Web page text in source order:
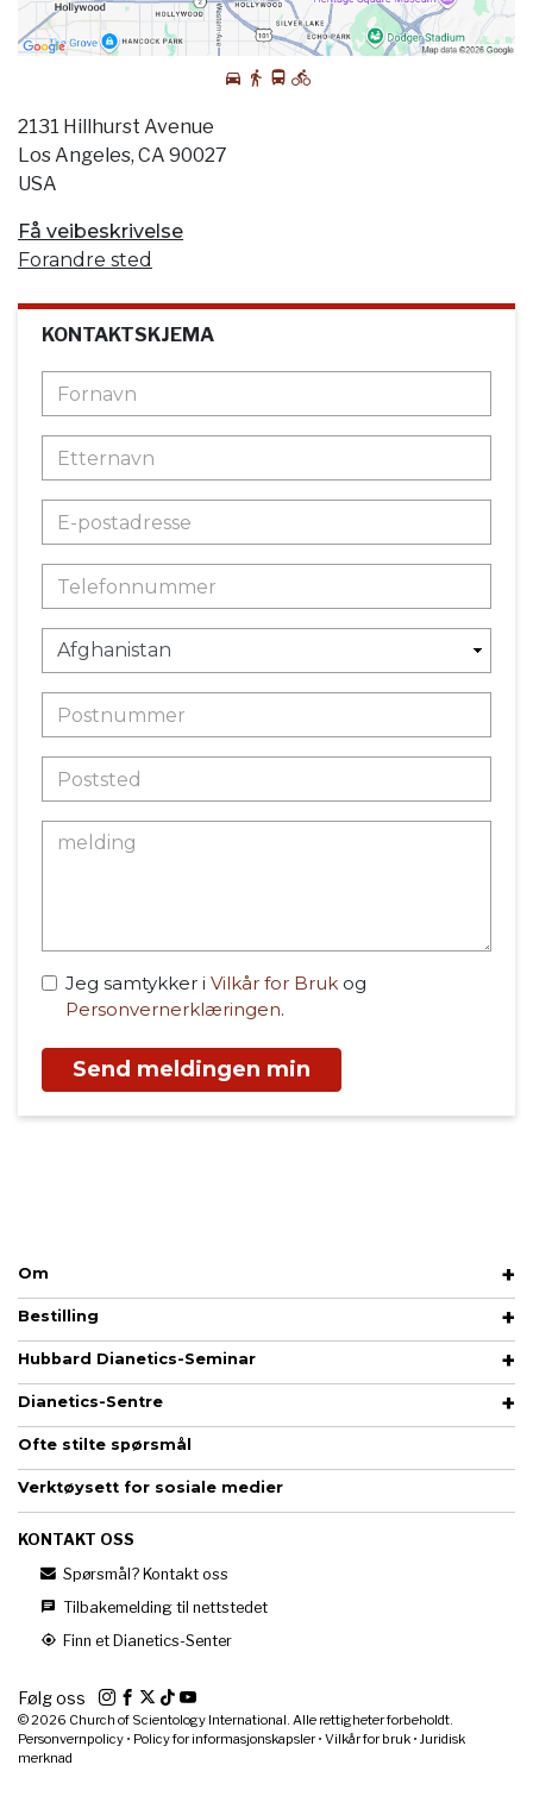
2131 Hillhurst Avenue
Los Angeles, CA 90027
USA
Få veibeskrivelse
Forandre sted
KONTAKTSKJEMA
Jeg samtykker i Vilkår for Bruk og
Personvernerklæringen.
Send meldingen min
Om
Bestilling
Hubbard Dianetics-Seminar
Dianetics-Sentre
Ofte stilte spørsmål
Verktøysett for sosiale medier
KONTAKT OSS
Spørsmål? Kontakt oss
Tilbakemelding til nettstedet
Finn et Dianetics-Senter
Følg oss
© 2026 Church of Scientology International. Alle rettigheter forbeholdt.
Personvernpolicy • Policy for informasjonskapsler• Vilkår for bruk • Juridisk
merknad